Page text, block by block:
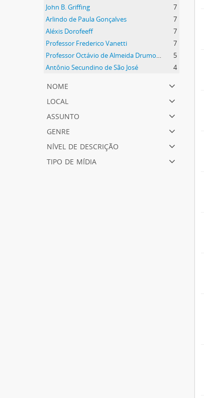
John B. Griffing
7
Arlindo de Paula Gonçalves
7
Aléxis Dorofeeff
7
Professor Frederico Vanetti
7
Professor Octávio de Almeida Drumond
5
Antônio Secundino de São José
4
nome
local
assunto
genre
nível de descrição
tipo de mídia